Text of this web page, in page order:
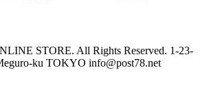
STORE. All Rights Reserved. 1-23-
ku TOKYO info@post78.net